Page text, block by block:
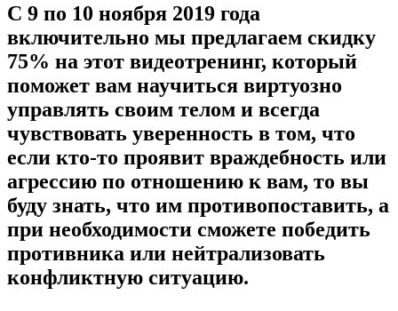
С 9 по 10 ноября 2019 года
включительно мы предлагаем скидку
75% на этот видеотренинг, который
поможет вам научиться виртуозно
управлять своим телом и всегда
чувствовать уверенность в том, что
если кто-то проявит враждебность или
агрессию по отношению к вам, то вы
буду знать, что им противопоставить, а
при необходимости сможете победить
противника или нейтрализовать
конфликтную ситуацию.